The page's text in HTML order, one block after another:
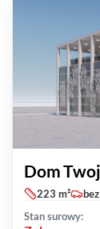
Dom
223 m²
Stan surowy: